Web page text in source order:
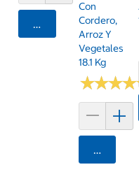
Agregar
Con
Cordero,
Arroz Y
Vegetales
18.1 Kg
★★★★
★★★★
Agregar